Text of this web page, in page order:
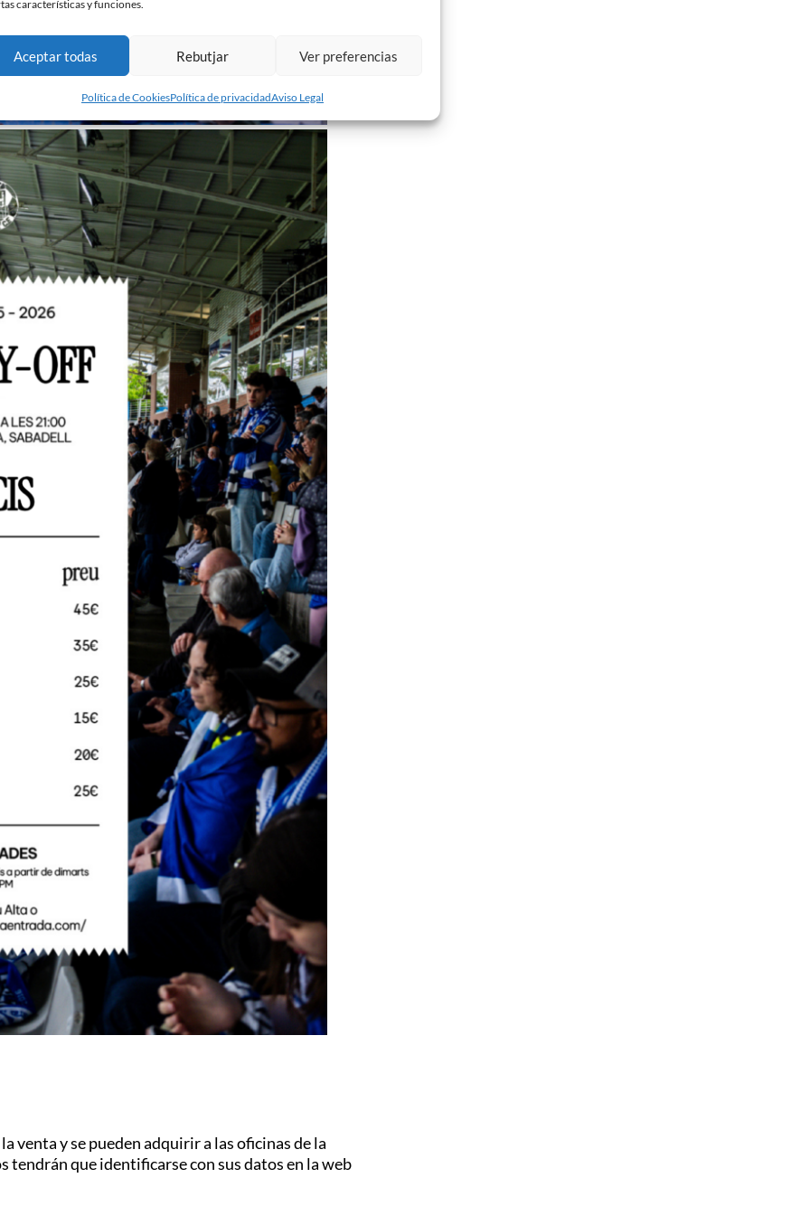
características y funciones.
Aceptar todas Rebutjar Ver preferencias
Política de CookiesPolítica de privacidadAviso Legal
venta y se pueden adquirir a las oficinas de la
tendrán que identificarse con sus datos en la web